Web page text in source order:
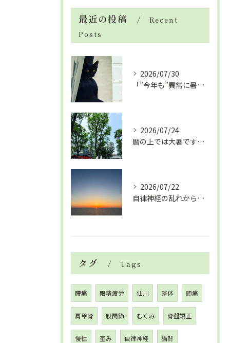
最近の投稿
Recent
Posts
2026/07/30
「”今年も”異常に暑い夏」酷暑+冷房＝夏風邪、腰痛、ひざの痛...
2026/07/24
暦の上では大暑です！腰痛や肩こりから来る頭痛
2026/07/22
自律神経の乱れから生活習慣病、血液循環の滞り
タグ Tags
腰痛 眼精疲労 仙川 整体 頭痛
肩甲骨 股関節 むくみ 骨盤矯正
慢性 歪み 自律神経 猫背